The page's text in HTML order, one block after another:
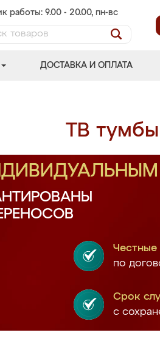
работы: 9.00 - 20.00, пн-вс
ДОСТАВКА И ОПЛАТА
ТВ тумбы
Честные
по
Срок
с